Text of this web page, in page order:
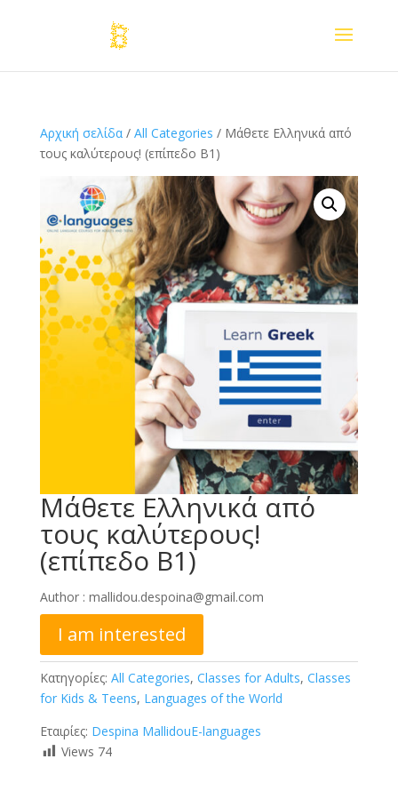
Αρχική σελίδα/ All Categories / Μάθετε Ελληνικά από
τους καλύτερους! (επίπεδο Β1)
Μάθετε Ελληνικά από
τους καλύτερους!
(επίπεδο Β1)
Author : mallidou.despoina@gmail.com
I am interested
Κατηγορίες: All Categories, Classes for Adults, Classes
for Kids & Teens, Languages of the World
Εταιρίες: Despina MallidouE-languages
Views 74